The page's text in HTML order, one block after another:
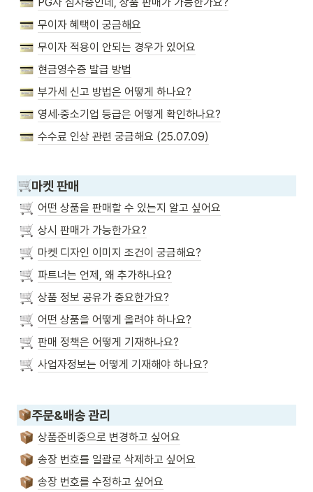
무이자 혜택이 궁금해요
무이자 적용이 안되는 경우가 있어요
현금영수증 발급 방법
부가세 신고 방법은 어떻게 하나요?
영세·중소기업 등급은 어떻게 확인하나요?
수수료 인상 관련 궁금해요 (25.07.09)
마켓 판매
어떤 상품을 판매할 수 있는지 알고 싶어요
상시 판매가 가능한가요?
마켓 디자인 이미지 조건이 궁금해요?
파트너는 언제, 왜 추가하나요?
상품 정보 공유가 중요한가요?
어떤 상품을 어떻게 올려야 하나요?
판매 정책은 어떻게 기재하나요?
사업자정보는 어떻게 기재해야 하나요?
주문&배송 관리
상품준비중으로 변경하고 싶어요
송장 번호를 일괄로 삭제하고 싶어요
송장 번호를 수정하고 싶어요